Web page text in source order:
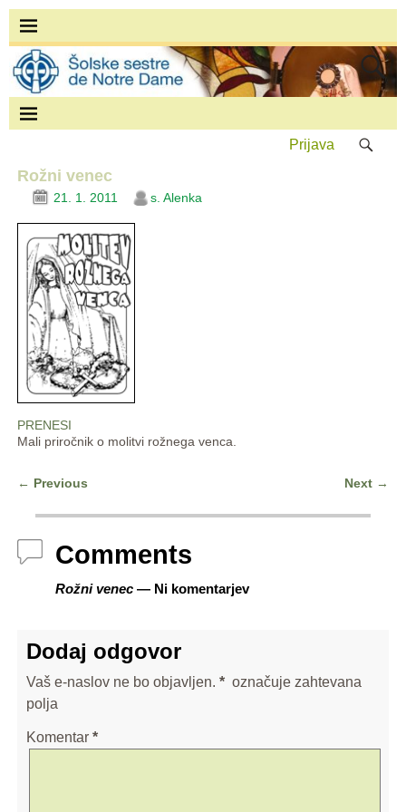
Prijava
Rožni venec
21. 1. 2011 s. Alenka
PRENESI
Mali priročnik o molitvi rožnega venca.
← Previous Next →
Comments
Rožni venec— Ni komentarjev
Dodaj odgovor
Vaš e-naslov ne bo objavljen. * označuje zahtevana
polja
Komentar *